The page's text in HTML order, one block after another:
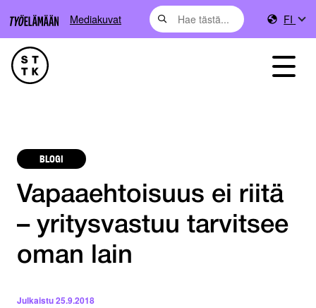
Mediakuvat FI
BLOGI
Vapaaehtoisuus ei riitä
– yritysvastuu tarvitsee
oman lain
Julkaistu25.9.2018